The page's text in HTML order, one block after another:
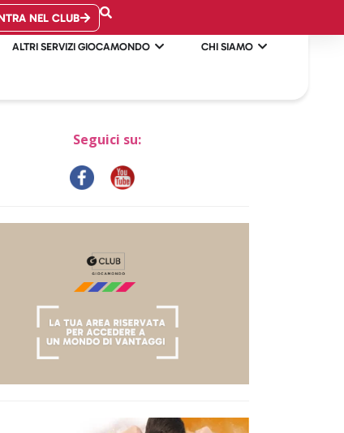
NEL CLUB
ALTRI SERVIZI GIOCAMONDO CHI SIAMO
Seguici su: